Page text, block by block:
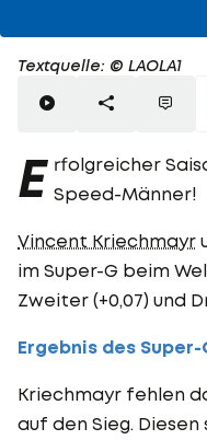
Textquelle: © LAOLA1
E rfolgreicher
Speed-Männer!
Vincent Kriechmayr
im Super-G beim
Zweiter (+0,07) und
Ergebnis des Super-
Kriechmayr fehlen
auf den Sieg.